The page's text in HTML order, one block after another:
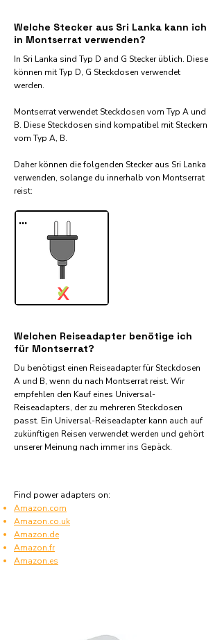
Welche Stecker aus Sri Lanka kann ich
in Montserrat verwenden?
In Sri Lanka sind Typ D and G Stecker üblich. Diese
können mit Typ D, G Steckdosen verwendet
werden.
Montserrat verwendet Steckdosen vom Typ A und
B. Diese Steckdosen sind kompatibel mit Steckern
vom Typ A, B.
Daher können die folgenden Stecker aus Sri Lanka
verwenden, solange du innerhalb von Montserrat
reist:​
...
X
✓
Welchen Reiseadapter benötige ich
für Montserrat?
Du benötigst einen Reiseadapter für Steckdosen
A und B, wenn du nach Montserrat reist. Wir
empfehlen den Kauf eines Universal-
Reiseadapters, der zu mehreren Steckdosen
passt. Ein Universal-Reiseadapter kann auch auf
zukünftigen Reisen verwendet werden und gehört
unserer Meinung nach immer ins Gepäck.
Find power adapters on:
Amazon.com
Amazon.co.uk
Amazon.de
Amazon.fr
Amazon.es